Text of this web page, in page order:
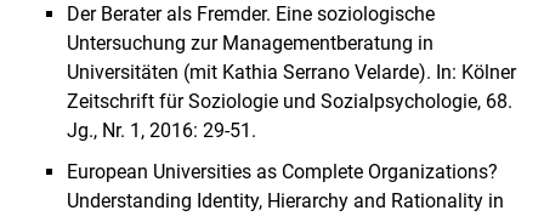
Der Berater als Fremder. Eine soziologische
Untersuchung zur Managementberatung in
Universitäten (mit Kathia Serrano Velarde). In: Kölner
Zeitschrift für Soziologie und Sozialpsychologie, 68.
Jg., Nr. 1, 2016: 29-51.
European Universities as Complete Organizations?
Understanding Identity, Hierarchy and Rationality in